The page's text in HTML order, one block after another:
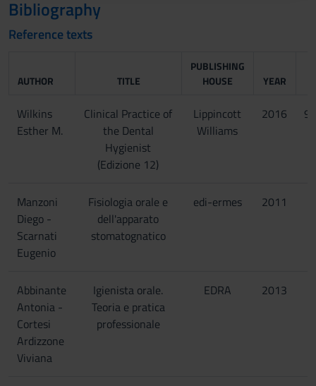
raccolto dal tuo utilizzo dei loro servizi.
Bibliography
Reference texts
AUTHOR TITLE
PUBLISHING
HOUSE
YEAR
Wilkins
Esther M.
Clinical Practice of
the Dental
Hygienist
(Edizione 12)
Lippincott
Williams
2016
Manzoni
Diego -
Scarnati
Eugenio
Fisiologia orale e
dell'apparato
stomatognatico
edi-ermes 2011
Abbinante
Antonia -
Cortesi
Ardizzone
Viviana
Igienista orale.
Teoria e pratica
professionale
EDRA 2013